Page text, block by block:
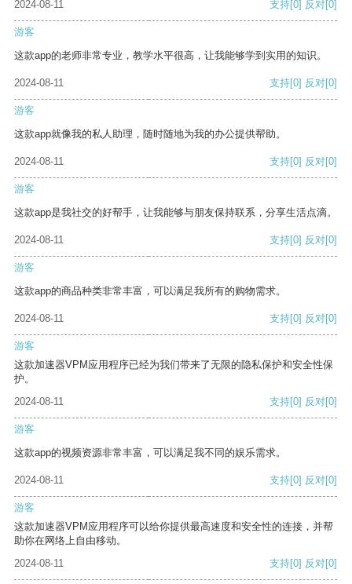
2024-08-11 支持[0] 反对[0]
游客
这款app的老师非常专业，教学水平很高，让我能够学到实用的知识。
2024-08-11 支持[0] 反对[0]
游客
这款app就像我的私人助理，随时随地为我的办公提供帮助。
2024-08-11 支持[0] 反对[0]
游客
这款app是我社交的好帮手，让我能够与朋友保持联系，分享生活点滴。
2024-08-11 支持[0] 反对[0]
游客
这款app的商品种类非常丰富，可以满足我所有的购物需求。
2024-08-11 支持[0] 反对[0]
游客
这款加速器VPM应用程序已经为我们带来了无限的隐私保护和安全性保
护。
2024-08-11
支持[0] 反对[0]
游客
这款app的视频资源非常丰富，可以满足我不同的娱乐需求。
2024-08-11 支持[0] 反对[0]
游客
这款加速器VPM应用程序可以给你提供最高速度和安全性的连接，并帮
助你在网络上自由移动。
2024-08-11
支持[0] 反对[0]